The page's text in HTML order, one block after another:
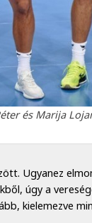
és Marija
Ugyanez
úgy a
kielemezve